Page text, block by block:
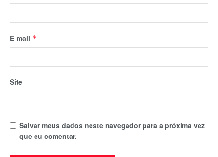
E-mail *
Site
Salvar meus dados neste navegador para a próxima vez
que eu comentar.